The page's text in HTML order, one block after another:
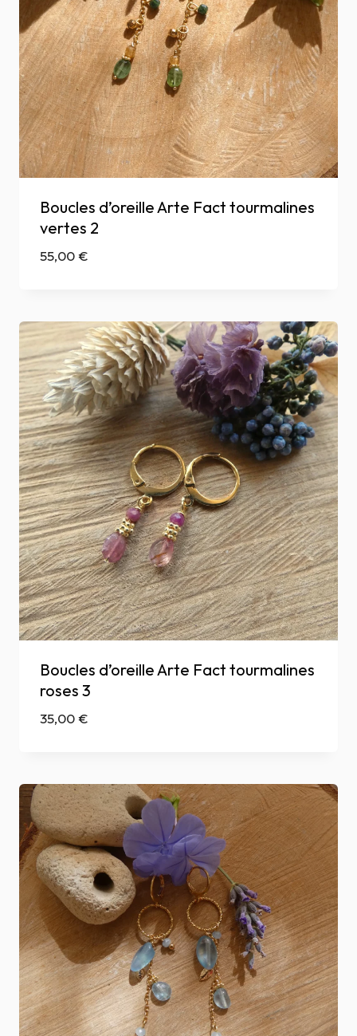
Boucles d’oreille Arte Fact tourmalines
vertes 2
55,00€
Boucles d’oreille Arte Fact tourmalines
roses 3
35,00€